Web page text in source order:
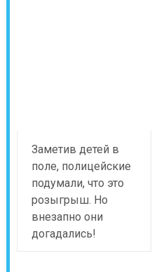
Заметив детей в
поле, полицейские
подумали, что это
розыгрыш. Но
внезапно они
догадались!